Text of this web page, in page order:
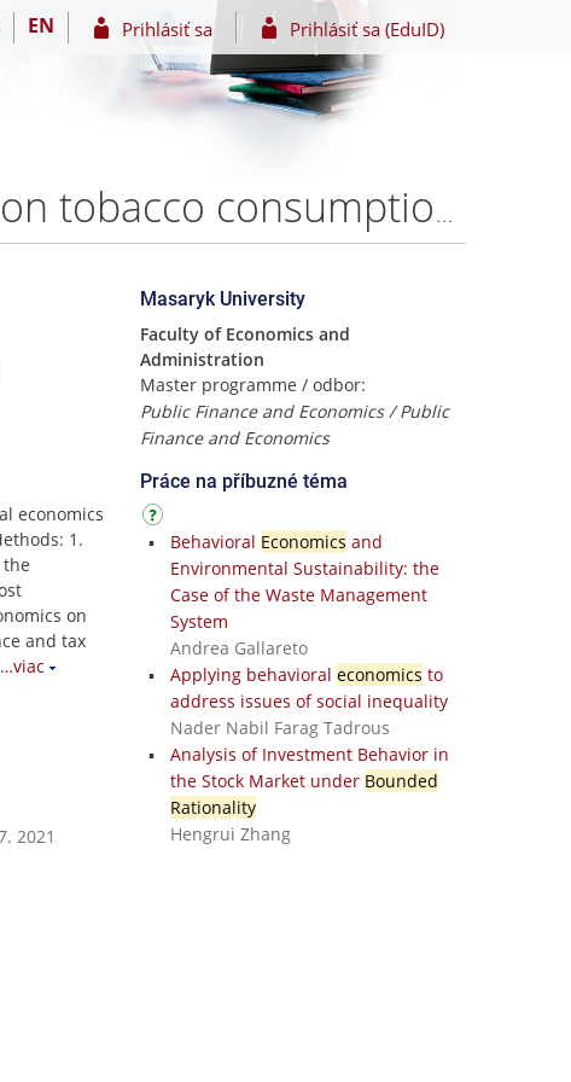
EN Prihlásiť sa Prihlásiť sa (EduID)
Behavioural Economics and taxation: a perspective on tobacco consumption and tobacco tax – Andrea Bruni
economics
1.
on
and tax
…viac
2021
Masaryk University
Faculty of Economics and
Administration
Master programme / odbor:
Public Finance and Economics / Public
Finance and Economics
Práce na příbuzné téma
Behavioral Economics and
Environmental Sustainability: the
Case of the Waste Management
System
Andrea Gallareto
Applying behavioral economics to
address issues of social inequality
Nader Nabil Farag Tadrous
Analysis of Investment Behavior in
the Stock Market under Bounded
Rationality
Hengrui Zhang